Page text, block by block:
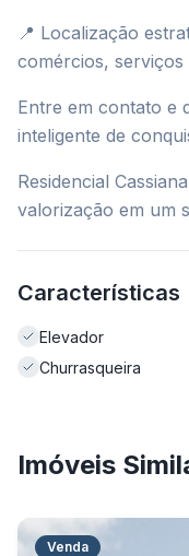
📍 Localização
comércios, serviços
Entre em contato e
inteligente de
Residencial
valorização em um
Características
Elevador
Churrasqueira
Imóveis
Venda